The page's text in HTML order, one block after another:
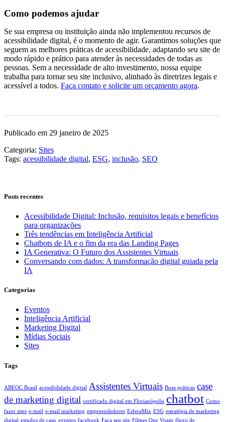
Como podemos ajudar
Se sua empresa ou instituição ainda não implementou recursos de
acessibilidade digital, é o momento de agir. Garantimos soluções que
seguem as melhores práticas de acessibilidade, adaptando seu site de
modo rápido e prático para atender às necessidades de todas as
pessoas. Sem a necessidade de alto investimento, nossa equipe
trabalha para tornar seu site inclusivo, alinhado às diretrizes legais e
acessível a todos. Faça contato e solicite um orçamento agora.
Publicado em 29 janeiro de 2025
Categoria: Sites
Tags: acessibilidade digital, ESG, inclusão, SEO
Posts recentes
Acessibilidade Digital: Inclusão, requisitos legais e benefícios
para organizações
Três tendências em Inteligência Artificial
Chatbots de IA e o fim da era das Landing Pages
IA Generativa: O Futuro dos Assistentes Virtuais
Conversando com dados: A transformação digital guiada pela
IA
Categorias
Eventos
Inteligência Artificial
Marketing Digital
Mídias Sociais
Sites
Tags
ABEOC Brasil acessibilidade digital Assistentes Virtuais Boas práticas case
de marketing digital certificado digital em Florianópolis chatbot Como
fazer sites e-mail e-mail marketing empreendedores EsferaMix ESG estratégia de marketing
digital estudos de caso eventos facebook Faça seu site Filmes Que Voam fluxo de